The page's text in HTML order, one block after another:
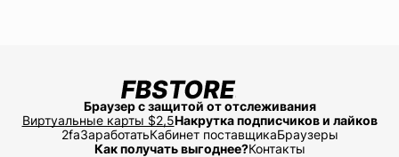
Браузер с защитой от отслеживания
Виртуальные карты $2,5Накрутка подписчиков и лайков
2faЗаработатьКабинет поставщикаБраузеры
Как получать выгоднее?Контакты